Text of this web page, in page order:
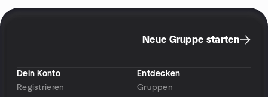
Neue Gruppe starten
Dein Konto
Registrieren
Entdecken
Gruppen